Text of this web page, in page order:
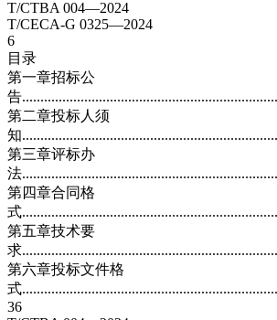
T/CTBA 004—2024
T/CECA-G 0325—2024
6
目录
第一章招标公
告
第二章投标人须
知
第三章评标办
法
第四章合同格
式
第五章技术要
求
第六章投标文件格
式
36